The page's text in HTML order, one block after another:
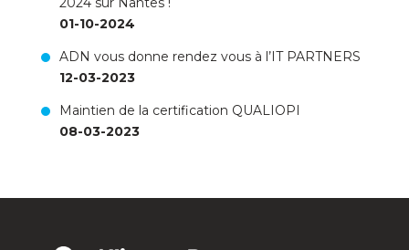
01-10-2024
ADN vous donne rendez vous à l’IT PARTNERS
12-03-2023
Maintien de la certification QUALIOPI
08-03-2023